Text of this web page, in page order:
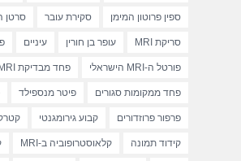
ספין פרוטון המימן סקירת עובר סרטן
סריקת MRI עופר בן חורין עיניים
פורטל ה-MRI הישראלי פחד מבדיקת MRI
פחד ממקומות סגורים פיטר מנספילד
פרפור פרוזדורים קבוע גירומגנטי
קידוד תמונה קלאוסטרופוביה ב-MRI